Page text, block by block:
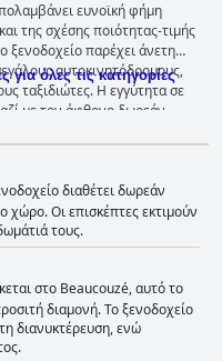
ευνοϊκή φήμη
της σχέσης ποιότητας-τιμής
ξενοδοχείο παρέχει άνετη
αυτοκινητόδρομους,
ταξιδιώτες. Η εγγύτητα σε
με τον άφθονο δωρεάν
ελκυστικότητά του. Σε ένα
ισορροπεί την ηρεμία
ταξιδιωτικές ανάγκες.
θετικά σχόλια για την
κρουασάν και το ψωμί να
ασυναγώνιστη, υπάρχουν
και της άμεσης
προσωπικού κατά τη
εμπειρίες των
Ενώ ορισμένοι επισκέπτες
με άνετα κρεβάτια, άλλοι
χώροι, οι παλαιωμένες
για όλες τις κατηγορίες
διαθέτει δωρεάν
Οι επισκέπτες εκτιμούν
τους.
στο Beaucouzé, αυτό το
διαμονή. Το ξενοδοχείο
διανυκτέρευση, ενώ